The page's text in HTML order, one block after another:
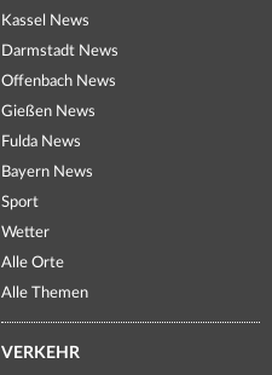
Kassel News
Darmstadt News
Offenbach News
Gießen News
Fulda News
Bayern News
Sport
Wetter
Alle Orte
Alle Themen
VERKEHR